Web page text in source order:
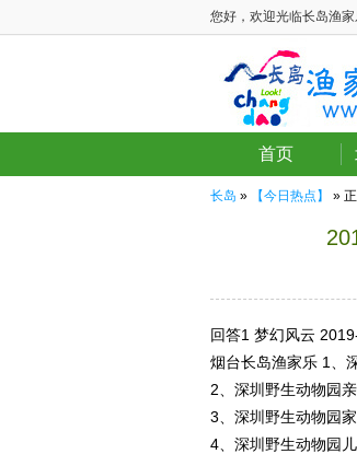
您好，欢迎光临长岛渔家
首页
长岛 » 【今日热点】 »
回答1 梦幻风云
烟台长岛渔家乐 1、
2、深圳野生动物园
3、深圳野生动物园
4、深圳野生动物园